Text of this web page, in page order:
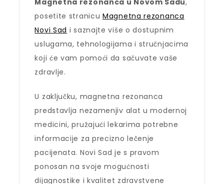
Magnetna rezonanca u Novom Sadu,
posetite stranicuMagnetna rezonanca
Novi Sad i saznajte više o dostupnim
uslugama, tehnologijama i stručnjacima
koji će vam pomoći da sačuvate vaše
zdravlje.
U zaključku, magnetna rezonanca
predstavlja nezamenjiv alat u modernoj
medicini, pružajući lekarima potrebne
informacije za precizno lečenje
pacijenata. Novi Sad je s pravom
ponosan na svoje mogućnosti
dijagnostike i kvalitet zdravstvene